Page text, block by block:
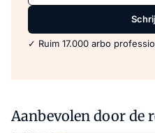
✓ Ruim 17.000 arbo
Aanbevolen door de